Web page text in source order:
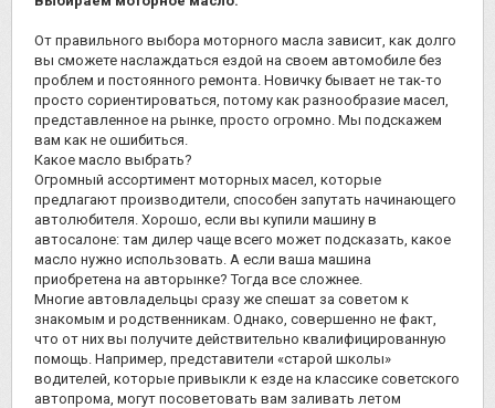
От правильного выбора моторного масла зависит, как долго
вы сможете наслаждаться ездой на своем автомобиле без
проблем и постоянного ремонта. Новичку бывает не так-то
просто сориентироваться, потому как разнообразие масел,
представленное на рынке, просто огромно. Мы подскажем
вам как не ошибиться.
Какое масло выбрать?
Огромный ассортимент моторных масел, которые
предлагают производители, способен запутать начинающего
автолюбителя. Хорошо, если вы купили машину в
автосалоне: там дилер чаще всего может подсказать, какое
масло нужно использовать. А если ваша машина
приобретена на авторынке? Тогда все сложнее.
Многие автовладельцы сразу же спешат за советом к
знакомым и родственникам. Однако, совершенно не факт,
что от них вы получите действительно квалифицированную
помощь. Например, представители «старой школы»
водителей, которые привыкли к езде на классике советского
автопрома, могут посоветовать вам заливать летом